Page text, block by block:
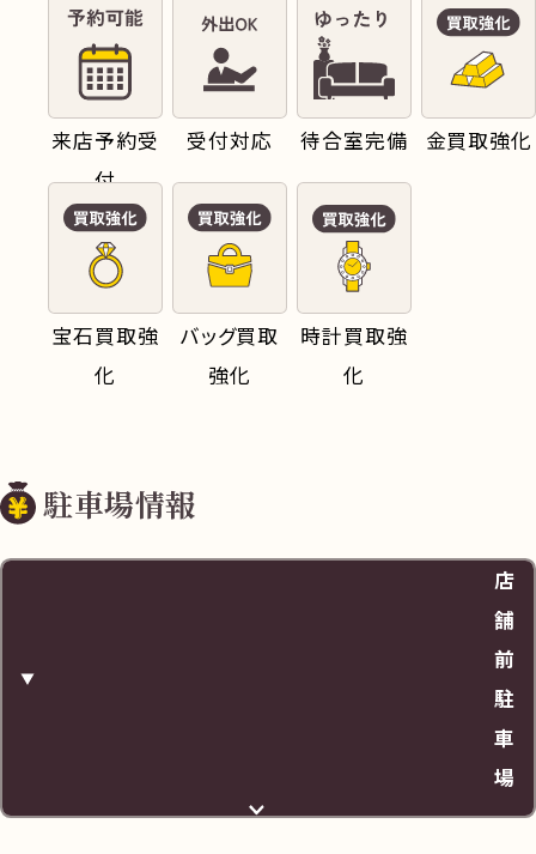
来店予約受
付
受付対応 待合室完備 金買取強化
宝石買取強
化
バッグ買取
強化
時計買取強
化
駐車場情報
店
舗
前
駐
車
場